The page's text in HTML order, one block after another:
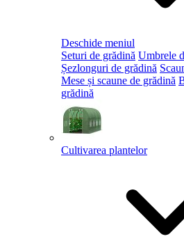
Deschide meniul
Seturi de grădină Umbrele
Șezlonguri de grădină
Mese și scaune de grădină
grădină
Cultivarea plantelor